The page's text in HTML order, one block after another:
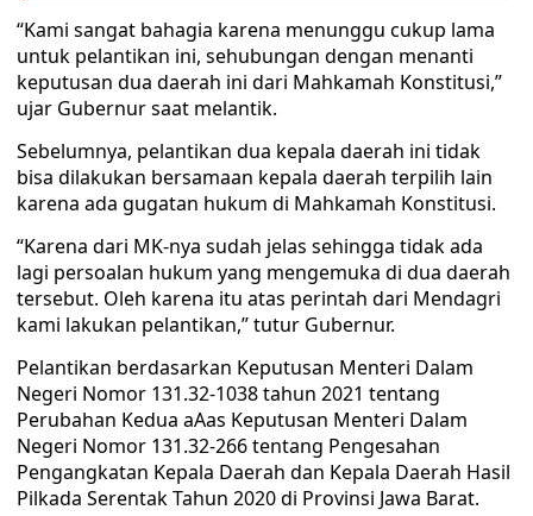
“Kami sangat bahagia karena menunggu cukup lama
untuk pelantikan ini, sehubungan dengan menanti
keputusan dua daerah ini dari Mahkamah Konstitusi,”
ujar Gubernur saat melantik.
Sebelumnya, pelantikan dua kepala daerah ini tidak
bisa dilakukan bersamaan kepala daerah terpilih lain
karena ada gugatan hukum di Mahkamah Konstitusi.
“Karena dari MK-nya sudah jelas sehingga tidak ada
lagi persoalan hukum yang mengemuka di dua daerah
tersebut. Oleh karena itu atas perintah dari Mendagri
kami lakukan pelantikan,” tutur Gubernur.
Pelantikan berdasarkan Keputusan Menteri Dalam
Negeri Nomor 131.32-1038 tahun 2021 tentang
Perubahan Kedua aAas Keputusan Menteri Dalam
Negeri Nomor 131.32-266 tentang Pengesahan
Pengangkatan Kepala Daerah dan Kepala Daerah Hasil
Pilkada Serentak Tahun 2020 di Provinsi Jawa Barat.